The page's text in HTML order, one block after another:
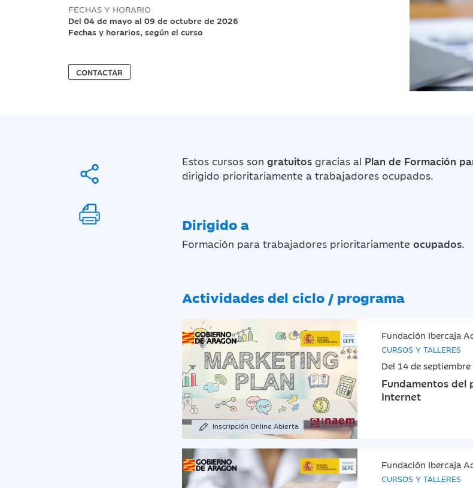
FECHAS Y HORARIO
Del 04 de mayo al 09 de octubre de 2026
Fechas y horarios, según el curso
CONTACTAR
Estos cursos son gratuitos gracias al Plan de Formación
dirigido prioritariamente a trabajadores ocupados.
Dirigido a
Formación para trabajadores prioritariamente ocupados.
Actividades del ciclo / programa
Inscripción Online Abierta
Fundación Ibercaja
CURSOS Y TALLERES
Del 14 de
Fundamentos del
Internet
Fundación Ibercaja
CURSOS Y TALLERES